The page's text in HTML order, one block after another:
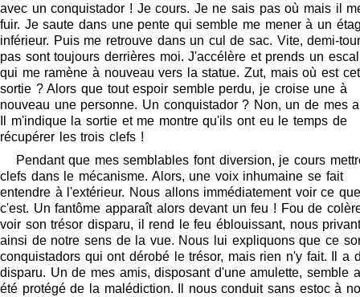
avec un conquistador ! Je cours. Je ne sais pas où mais il
fuir. Je saute dans une pente qui semble me mener à un
inférieur. Puis me retrouve dans un cul de sac. Vite, demi-
pas sont toujours derrières moi. J'accélère et prends un
qui me ramène à nouveau vers la statue. Zut, mais où est
sortie ? Alors que tout espoir semble perdu, je croise une à
nouveau une personne. Un conquistador ? Non, un de mes
Il m'indique la sortie et me montre qu'ils ont eu le temps de
récupérer les trois clefs !
Pendant que mes semblables font diversion, je cours
clefs dans le mécanisme. Alors, une voix inhumaine se fait
entendre à l'extérieur. Nous allons immédiatement voir ce que
c'est. Un fantôme apparaît alors devant un feu ! Fou de
voir son trésor disparu, il rend le feu éblouissant, nous
ainsi de notre sens de la vue. Nous lui expliquons que ce
conquistadors qui ont dérobé le trésor, mais rien n'y fait. Il a
disparu. Un de mes amis, disposant d'une amulette, semble
été protégé de la malédiction. Il nous conduit sans estoc à